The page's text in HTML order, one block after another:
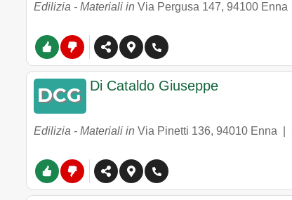
Edilizia - Materiali in Via Pergusa 147, 94100 Enna
Di Cataldo Giuseppe
Edilizia - Materiali in Via Pinetti 136, 94010 Enna